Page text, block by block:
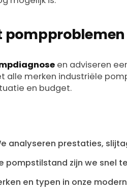
en adviseren
alle merken industriële
en budget.
analyseren prestaties,
pompstilstand zijn we snel
en typen in onze